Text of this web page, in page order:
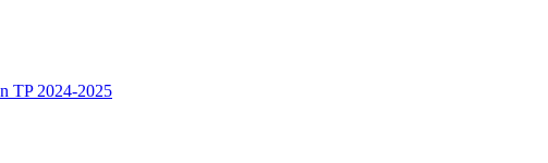
TP 2024-2025